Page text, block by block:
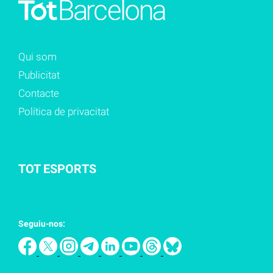
Qui som
Publicitat
Contacte
Política de privacitat
TOT ESPORTS
Seguiu-nos: